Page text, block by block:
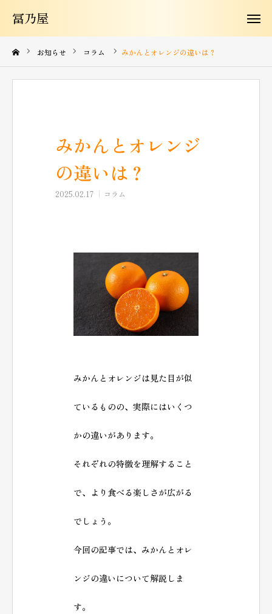
冨乃屋
お知らせ コラム みかんとオレンジの違いは？
みかんとオレンジ
の違いは？
2025.02.17 コラム
みかんとオレンジは見た目が似
ているものの、実際にはいくつ
かの違いがあります。
それぞれの特徴を理解すること
で、より食べる楽しさが広がる
でしょう。
今回の記事では、みかんとオレ
ンジの違いについて解説しま
す。
冨乃屋
冨乃屋について
商品紹介
お問い合わせ